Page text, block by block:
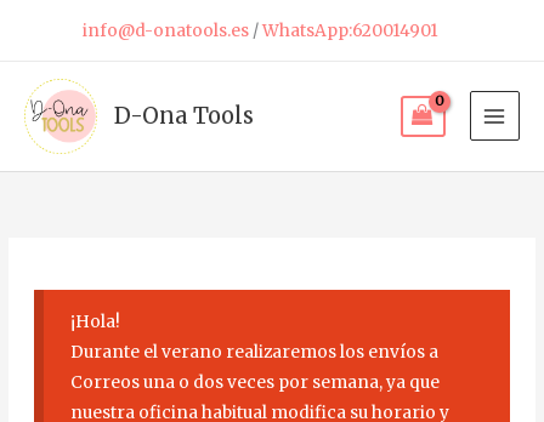
contenido
info@d-onatools.es/WhatsApp:620014901
D-Ona Tools
¡Hola!
Durante el verano realizaremos los envíos a
Correos una o dos veces por semana, ya que
nuestra oficina habitual modifica su horario y